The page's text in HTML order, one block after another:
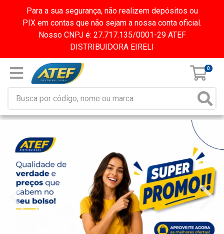
Para a sua segurança, não realizem depósitos ou
PIX em contas que não sejam a nossa conta oficial.
Nosso CNPJ é: 27.717.135/0001-29 ATEF
DISTRIBUIDORA EIRELI
0